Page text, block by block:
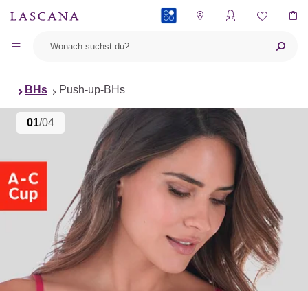
BHs Push-up-BHs
01/04